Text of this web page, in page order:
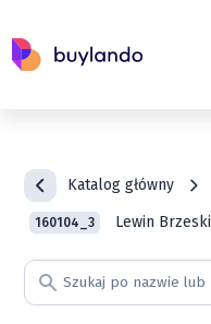
Katalog główny
160104_3 Lewin Brzeski